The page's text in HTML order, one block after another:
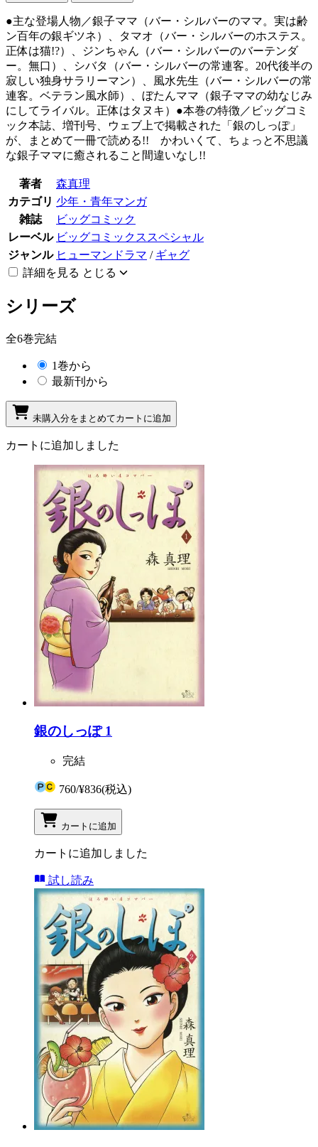
●主な登場人物／銀子ママ（バー・シルバーのママ。実は齢
ン百年の銀ギツネ）、タマオ（バー・シルバーのホステス。
正体は猫!?）、ジンちゃん（バー・シルバーのバーテンダ
ー。無口）、シバタ（バー・シルバーの常連客。20代後半の
寂しい独身サラリーマン）、風水先生（バー・シルバーの常
連客。ベテラン風水師）、ぼたんママ（銀子ママの幼なじみ
にしてライバル。正体はタヌキ）●本巻の特徴／ビッグコミ
ック本誌、増刊号、ウェブ上で掲載された「銀のしっぽ」
が、まとめて一冊で読める!! かわいくて、ちょっと不思議
な銀子ママに癒されること間違いなし!!
著者
森真理
カテゴリ 少年・青年マンガ
雑誌
ビッグコミック
レーベル ビッグコミックススペシャル
ジャンル ヒューマンドラマ / ギャグ
詳細を見る とじる
シリーズ
全6巻完結
1巻から
最新刊から
未購入分をまとめてカートに追加
カートに追加しました
銀のしっぽ 1
完結
760/¥836(税込)
カートに追加
カートに追加しました
試し読み